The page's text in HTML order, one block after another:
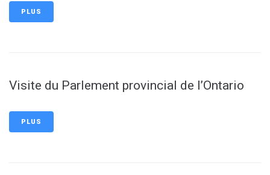
PLUS
Visite du Parlement provincial de l’Ontario
PLUS